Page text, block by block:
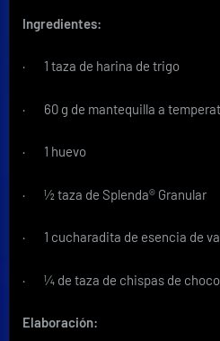
Ingredientes:
· 1 taza de harina de trigo
· 60 g de mantequilla a
· 1 huevo
· ½ taza de Splenda® Granular
· 1 cucharadita de esencia de
· ¼ de taza de chispas de
Elaboración: